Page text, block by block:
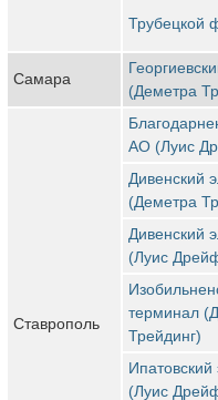
Трубецкой
Самара
(Деметра
Ставрополь
АО (Луис
Дивенский
(Деметра
Дивенский
(Луис
терминал
Трейдинг)
(Луис